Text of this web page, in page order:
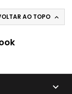
AO TOPO 
